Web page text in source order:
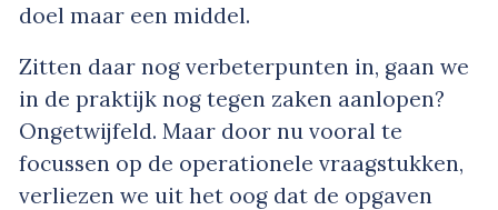
doel maar een middel.
Zitten daar nog verbeterpunten in, gaan we
in de praktijk nog tegen zaken aanlopen?
Ongetwijfeld. Maar door nu vooral te
focussen op de operationele vraagstukken,
verliezen we uit het oog dat de opgaven